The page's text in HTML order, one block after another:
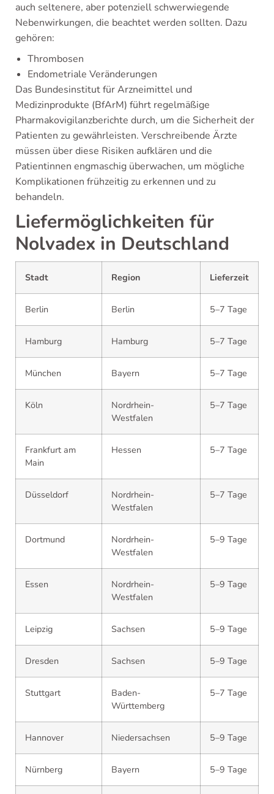
auch seltenere, aber potenziell schwerwiegende
Nebenwirkungen, die beachtet werden sollten. Dazu
gehören:
Thrombosen
Endometriale Veränderungen
Das Bundesinstitut für Arzneimittel und
Medizinprodukte (BfArM) führt regelmäßige
Pharmakovigilanzberichte durch, um die Sicherheit der
Patienten zu gewährleisten. Verschreibende Ärzte
müssen über diese Risiken aufklären und die
Patientinnen engmaschig überwachen, um mögliche
Komplikationen frühzeitig zu erkennen und zu
behandeln.
Liefermöglichkeiten für
Nolvadex in Deutschland
Stadt Region Lieferzeit
Berlin Berlin 5–7 Tage
Hamburg Hamburg 5–7 Tage
München Bayern 5–7 Tage
Köln
Nordrhein-
Westfalen
5–7 Tage
Frankfurt am
Main
Hessen 5–7 Tage
Düsseldorf
Nordrhein-
Westfalen
5–7 Tage
Dortmund
Nordrhein-
Westfalen
5–9 Tage
Essen
Nordrhein-
Westfalen
5–9 Tage
Leipzig Sachsen 5–9 Tage
Dresden Sachsen 5–9 Tage
Stuttgart
Baden-
Württemberg
5–7 Tage
Hannover Niedersachsen 5–9 Tage
Nürnberg Bayern 5–9 Tage